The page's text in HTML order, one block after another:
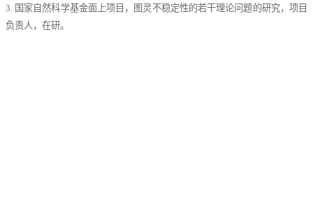
3. 国家自然科学基金面上项目，图灵不稳定性的若干理论问题的研究，项目
负责人，在研。